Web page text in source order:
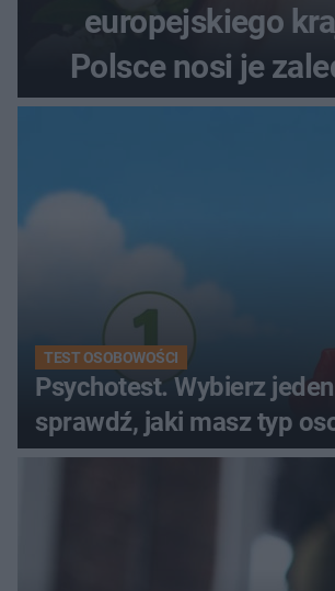
europejskiego
Polsce nosi je
kobiety
TEST OSOBOWOŚCI
Psychotest. Wybierz
sprawdź, jaki masz typ